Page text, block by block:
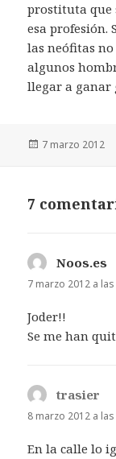
prostituta que
esa profesión.
las neófitas
algunos
llegar a ganar
Publicado
7 marzo 2012
7
Noos.es
7 marzo 2012 a
Joder!!
Se me han
trasier
8 marzo 2012 a
En la calle lo